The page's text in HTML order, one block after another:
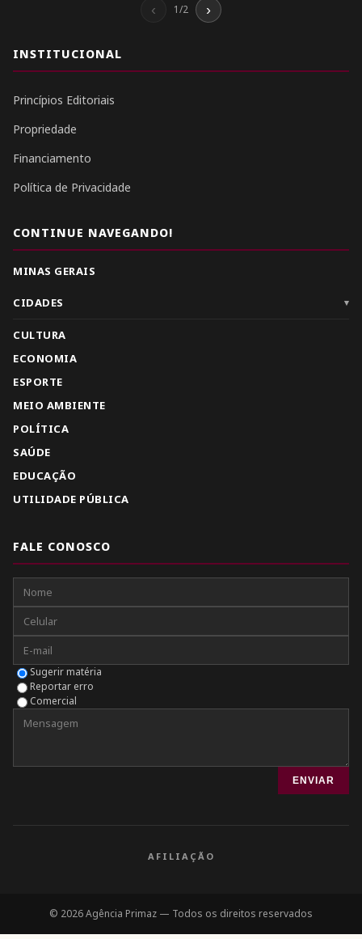
‹ 1/2 ›
INSTITUCIONAL
Princípios Editoriais
Propriedade
Financiamento
Política de Privacidade
CONTINUE NAVEGANDO!
MINAS GERAIS
CIDADES ▾
CULTURA
ECONOMIA
ESPORTE
MEIO AMBIENTE
POLÍTICA
SAÚDE
EDUCAÇÃO
UTILIDADE PÚBLICA
FALE CONOSCO
Sugerir matéria
Reportar erro
Comercial
ENVIAR
AFILIAÇÃO
© 2026 Agência Primaz — Todos os direitos reservados